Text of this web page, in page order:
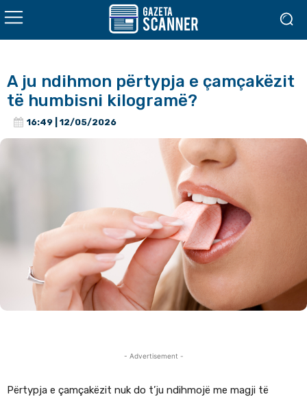
A ju ndihmon përtypja e çamçakëzit
të humbisni kilogramë?
16:49 | 12/05/2026
- Advertisement -
Përtypja e çamçakëzit nuk do t’ju ndihmojë me magji të